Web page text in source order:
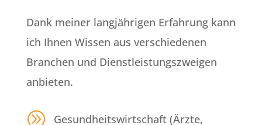
Dank meiner langjährigen Erfahrung kann
ich Ihnen Wissen aus verschiedenen
Branchen und Dienstleistungszweigen
anbieten.
A
Gesundheitswirtschaft (Ärzte,